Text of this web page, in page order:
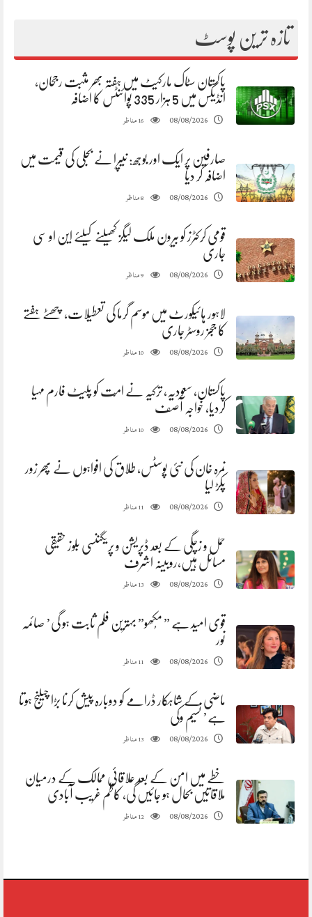
تازہ ترین پوسٹ
پاکستان سٹاک مارکیٹ میں ہفتہ بھر مثبت رجحان،
انڈیکس میں 5 ہزار 335 پوائنٹس کا اضافہ
08/08/2026
16مناظر
صارفین پر ایک اور بوجھ: نیپرا نے بجلی کی قیمت میں
اضافہ کر دیا
08/08/2026
8مناظر
قومی کرکٹرز کو بیرون ملک لیگز کھیلنے کیلئے این او سی
جاری
08/08/2026
9مناظر
لاہور ہائیکورٹ میں موسم گرما کی تعطیلات، چھٹے ہفتے
کا ججز روسٹر جاری
08/08/2026
10مناظر
پاکستان، سعودیہ، ترکیہ نے امّت کو پلیٹ فارم مہیا
کردیا، خواجہ آصف
08/08/2026
10مناظر
نمرہ خان کی نئی پوسٹس، طلاق کی افواہوں نے پھر زور
پکڑ لیا
08/08/2026
11مناظر
حمل و زچگی کے بعد ڈپریشن و پریگننسی بلوز حقیقی
مسائل ہیں،روبینہ اشرف
08/08/2026
13مناظر
قوی امید ہے ” مُکھو” بہترین فلم ثابت ہو گی’ صائمہ
نور
08/08/2026
11مناظر
ماضی کے شاہکار ڈرامے کو دوبارہ پیش کرنا بڑا چیلنج ہوتا
ہے’ نسیم وکی
08/08/2026
13مناظر
خطے میں امن کے بعد علاقائی ممالک کے درمیان
ملاقاتیں بحال ہو جائیں گی، کاظم غریب آبادی
08/08/2026
12مناظر